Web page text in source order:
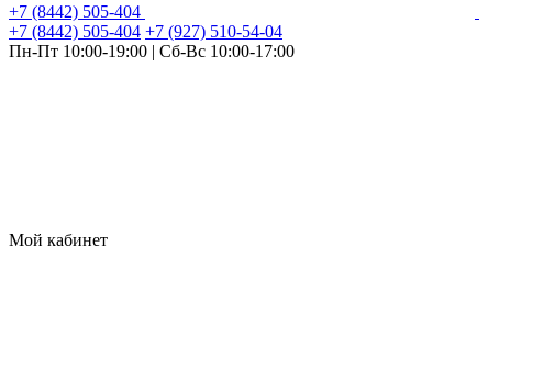
+7 (8442) 505-404
+7 (8442) 505-404 +7 (927) 510-54-04
Пн-Пт 10:00-19:00 | Сб-Вс 10:00-17:00
Мой кабинет